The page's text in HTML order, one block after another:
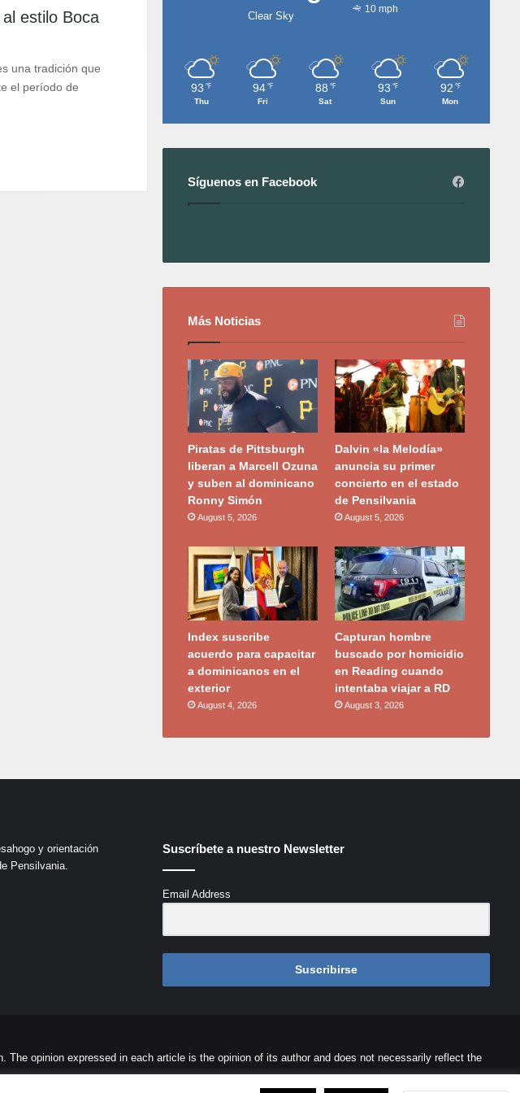
estilo Boca
una tradición que
el período de
Clear Sky
10 mph
93 ℉
Thu
94 ℉
Fri
88 ℉
Sat
93 ℉
Sun
92 ℉
Mon
Síguenos en Facebook
Más Noticias
Piratas de Pittsburgh
liberan a Marcell Ozuna
y suben al dominicano
Ronny Simón
August 5, 2026
Dalvin «la Melodía»
anuncia su primer
concierto en el estado
de Pensilvania
August 5, 2026
Index suscribe
acuerdo para capacitar
a dominicanos en el
exterior
August 4, 2026
Capturan hombre
buscado por homicidio
en Reading cuando
intentaba viajar a RD
August 3, 2026
y orientación
Pensilvania.
Suscríbete a nuestro Newsletter
Email Address
Suscribirse
opinion expressed in each article is the opinion of its author and does not necessarily reflect the